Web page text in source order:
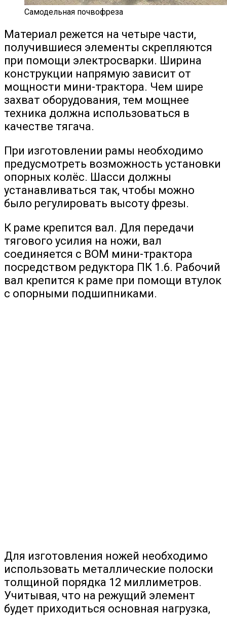
Самодельная почвофреза
Материал режется на четыре части,
получившиеся элементы скрепляются
при помощи электросварки. Ширина
конструкции напрямую зависит от
мощности мини-трактора. Чем шире
захват оборудования, тем мощнее
техника должна использоваться в
качестве тягача.
При изготовлении рамы необходимо
предусмотреть возможность установки
опорных колёс. Шасси должны
устанавливаться так, чтобы можно
было регулировать высоту фрезы.
К раме крепится вал. Для передачи
тягового усилия на ножи, вал
соединяется с ВОМ мини-трактора
посредством редуктора ПК 1.6. Рабочий
вал крепится к раме при помощи втулок
с опорными подшипниками.
Для изготовления ножей необходимо
использовать металлические полоски
толщиной порядка 12 миллиметров.
Учитывая, что на режущий элемент
будет приходиться основная нагрузка,